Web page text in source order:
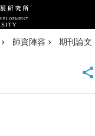
師資陣容 期刊論文